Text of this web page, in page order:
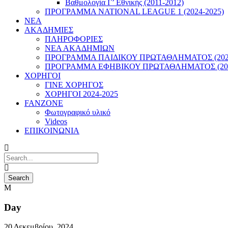
Βαθμολογία Γ’ Εθνικής (2011-2012)
ΠΡΟΓΡΑΜΜΑ NATIONAL LEAGUE 1 (2024-2025)
ΝΕΑ
ΑΚΑΔΗΜΙΕΣ
ΠΛΗΡΟΦΟΡΙΕΣ
ΝΕΑ ΑΚΑΔΗΜΙΩΝ
ΠΡΟΓΡΑΜΜΑ ΠΑΙΔΙΚΟΥ ΠΡΩΤΑΘΛΗΜΑΤΟΣ
ΠΡΟΓΡΑΜΜΑ ΕΦΗΒΙΚΟΥ ΠΡΩΤΑΘΛΗΜΑΤΟΣ
ΧΟΡΗΓΟΙ
ΓΙΝΕ ΧΟΡΗΓΟΣ
ΧΟΡΗΓΟΙ 2024-2025
FANZONE
Φωτογραφικό υλικό
Videos
ΕΠΙΚΟΙΝΩΝΙΑ
Day